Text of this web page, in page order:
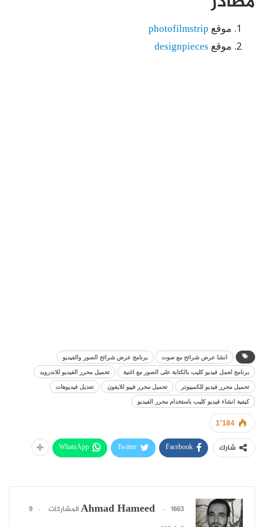
موقع photofilmstrip
موقع designpieces
انشا عرض شرائح مع صوت
برنامج عرض شرائح الصور والفيديو
برنامج لعمل فيديو كليب بالكتابة على الصور مع اغنية
تحميل محرر الفيديو للاندرويد
تحميل محرر فيديو للكمبيوتر
تحميل محرر فييو للايفون
تعديل فيديوهات
كيفية انشاء فيديو كليب باستخدام محرر الفيديو
1٬184
شارك Facebook
Twitter
WhatsApp
Ahmad Hameed 1663 المشاركات
9